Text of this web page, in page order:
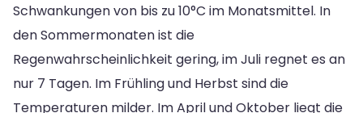
Schwankungen von bis zu 10°C im Monatsmittel. In
den Sommermonaten ist die
Regenwahrscheinlichkeit gering, im Juli regnet es an
nur 7 Tagen. Im Frühling und Herbst sind die
Temperaturen milder. Im April und Oktober liegt die